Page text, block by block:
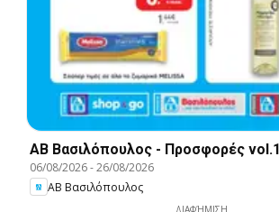
ΑΒ Βασιλόπουλος - Προσφορές vol.1
06/08/2026-26/08/2026
ΑΒ Βασιλόπουλος